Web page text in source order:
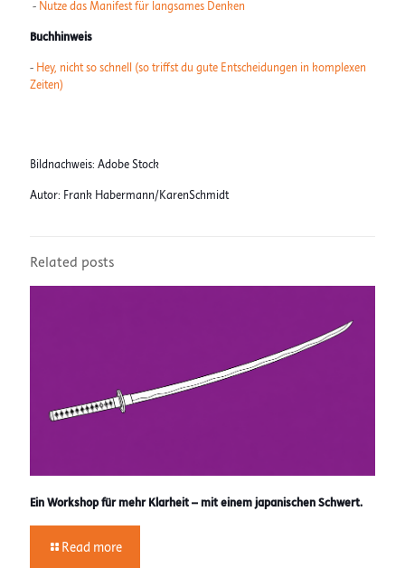
- Nutze das Manifest für langsames Denken
Buchhinweis
- Hey, nicht so schnell (so triffst du gute Entscheidungen in komplexen
Zeiten)
Bildnachweis: Adobe Stock
Autor: Frank Habermann/KarenSchmidt
Related posts
Ein Workshop für mehr Klarheit – mit einem japanischen Schwert.
Read more